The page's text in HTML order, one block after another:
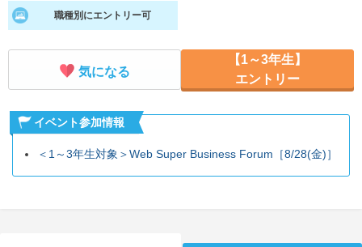
職種別にエントリー可
気になる
【1～3年生】
エントリー
イベント参加情報
＜1～3年生対象＞Web Super Business Forum［8/28(金)］